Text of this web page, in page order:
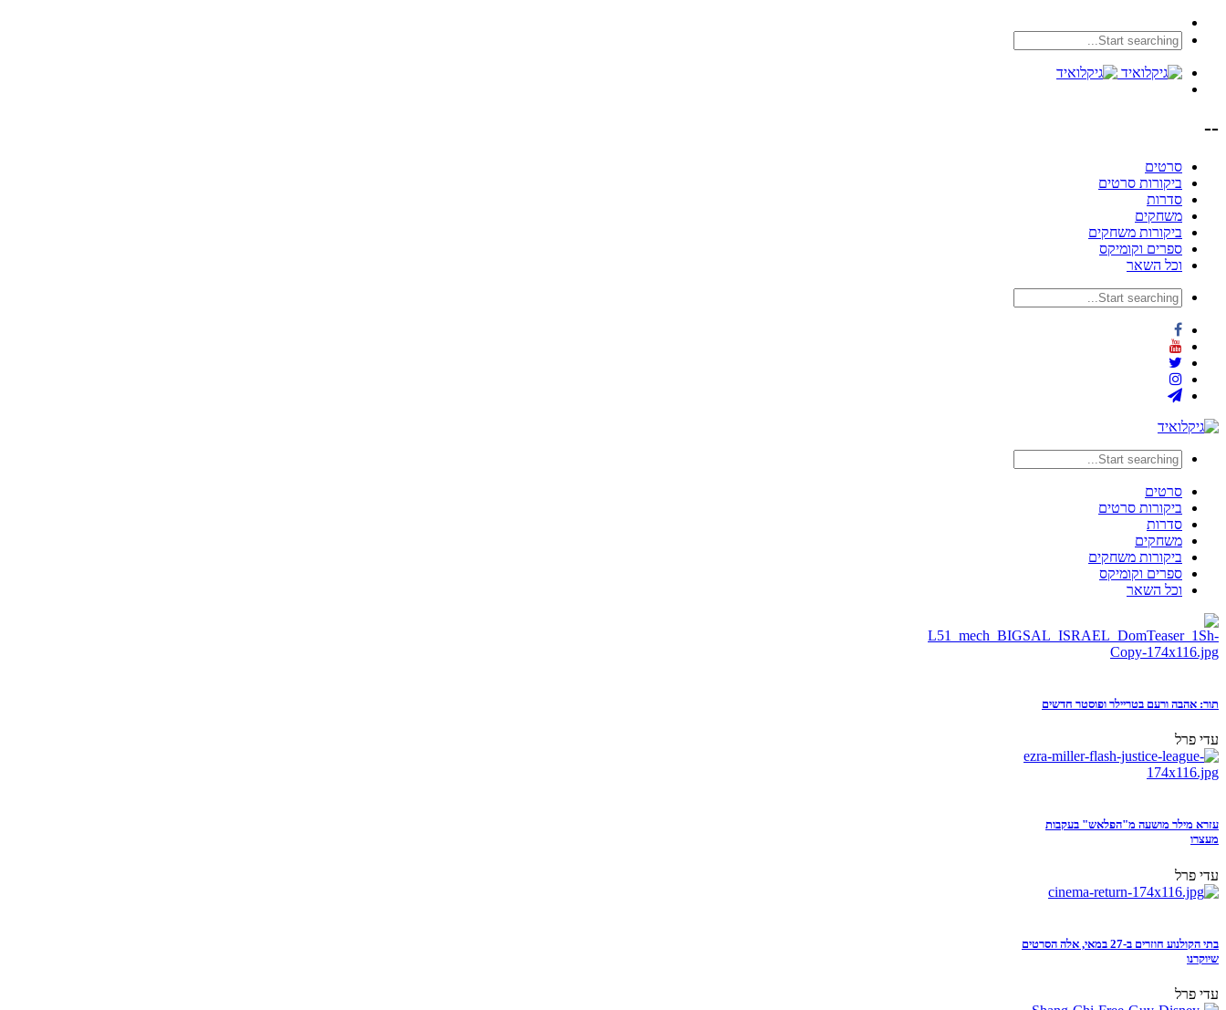
--
סרטים
ביקורות סרטים
סדרות
משחקים
ביקורות משחקים
ספרים וקומיקס
וכל השאר
סרטים
ביקורות סרטים
סדרות
משחקים
ביקורות משחקים
ספרים וקומיקס
וכל השאר
תור: אהבה ורעם בטריילר ופוסטר חדשים
עדי פרל
עזרא מילר מושעה מ"הפלאש" בעקבות
מעצרו
עדי פרל
בתי הקולנוע חוזרים ב-27 במאי, אלה הסרטים
שיוקרנו
עדי פרל